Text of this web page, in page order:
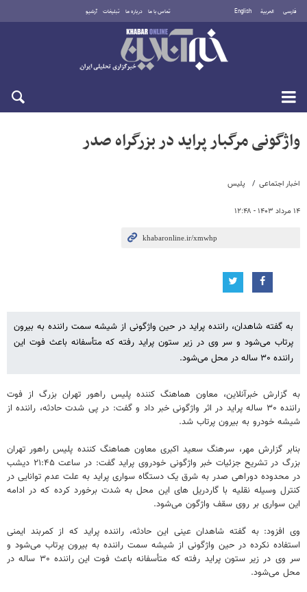
فارسی العربية English تماس با ما درباره ما تبلیغات آرشیو
یکشنبه ۱۸ مرداد ۱۴۰۵
اخبار اجتماعی پلیس
۱۴ مرداد ۱۴۰۳ - ۱۲:۴۸
واژگونی مرگبار پراید در بزرگراه صدر
به گفته شاهدان، راننده پراید در حین واژگونی از شیشه سمت راننده به بیرون
پرتاب می‌شود و سر وی در زیر ستون پراید رفته که متأسفانه باعث فوت این
راننده ۳۰ ساله در محل می‌شود.
به گزارش خبرآنلاین، معاون هماهنگ کننده پلیس راهور تهران بزرگ از فوت
راننده ۳۰ ساله پراید در اثر واژگونی خبر داد و گفت: در پی شدت حادثه، راننده از
شیشه خودرو به بیرون پرتاب شد.
بنابر گزارش مهر، سرهنگ سعید اکبری معاون هماهنگ کننده پلیس راهور تهران
بزرگ در تشریح جزئیات خبر واژگونی خودروی پراید گفت: در ساعت ۲۱:۴۵ دیشب
در محدوده دوراهی صدر به شرق یک دستگاه سواری پراید به علت عدم توانایی در
کنترل وسیله نقلیه با گاردریل های این محل به شدت برخورد کرده که در ادامه
این سواری بر روی سقف واژگون می‌شود.
وی افزود: به گفته شاهدان عینی این حادثه، راننده پراید که از کمربند ایمنی
استفاده نکرده در حین واژگونی از شیشه سمت راننده به بیرون پرتاب می‌شود و
سر وی در زیر ستون پراید رفته که متأسفانه باعث فوت این راننده ۳۰ ساله در
محل می‌شود.